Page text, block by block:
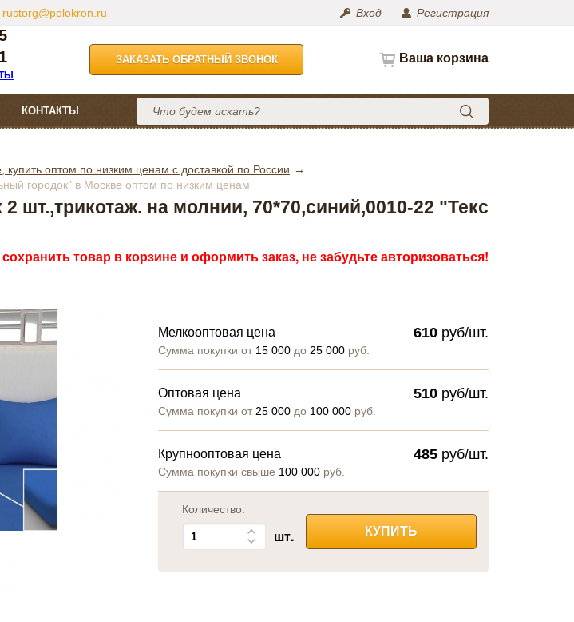
rustorg@polokron.ru Вход Регистрация
ЗАКАЗАТЬ ОБРАТНЫЙ ЗВОНОК Ваша корзина
КОНТАКТЫ
оптом по низким ценам с доставкой по России
городок" в Москве оптом по низким ценам
шт.,трикотаж. на молнии, 70*70,синий,0010-22 "Текс
товар в корзине и оформить заказ, не забудьте авторизоваться!
Мелкооптовая цена
Сумма покупки от 15 000до 25 000руб.
610 руб/шт.
Оптовая цена
Сумма покупки от 25 000до 100 000руб.
510 руб/шт.
Крупнооптовая цена
Сумма покупки свыше 100 000руб.
485 руб/шт.
Количество:
шт. КУПИТЬ